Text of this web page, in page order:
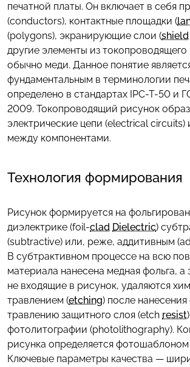
печатной платы. Он включает в себя
(conductors), контактные площадки (
(polygons), экранирующие слои (shield
другие элементы из
обычно меди. Данное понятие
фундаментальным в терминологии
определено в стандартах IPC-T-50 и
2009. Токопроводящий рисунок
электрические цепи (electrical circuits)
между компонентами.
Технология формирования
Рисунок формируется на
диэлектрике (foil-clad Dielectric)
(subtractive) или, реже, аддитивным
В субтрактивном процессе на всю
материала нанесена медная фольга, а
не входящие в рисунок, удаляются
травлением (etching) после нанесения
травлению защитного слоя (etch resist
фотолитографии (photolithography).
рисунка определяется
Ключевые параметры качества —